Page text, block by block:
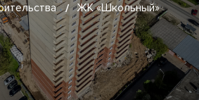
ЖК «Школьный»